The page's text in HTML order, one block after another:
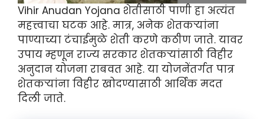
Vihir Anudan Yojana शेतीसाठी पाणी हा अत्यंत
महत्त्वाचा घटक आहे. मात्र, अनेक शेतकऱ्यांना
पाण्याच्या टंचाईमुळे शेती करणे कठीण जाते. यावर
उपाय म्हणून राज्य सरकार शेतकऱ्यांसाठी विहीर
अनुदान योजना राबवत आहे. या योजनेंतर्गत पात्र
शेतकऱ्यांना विहीर खोदण्यासाठी आर्थिक मदत
दिली जाते.